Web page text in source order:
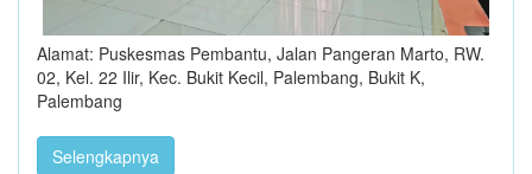
Alamat: Puskesmas Pembantu, Jalan Pangeran Marto, RW.
02, Kel. 22 Ilir, Kec. Bukit Kecil, Palembang, Bukit K,
Palembang
Selengkapnya